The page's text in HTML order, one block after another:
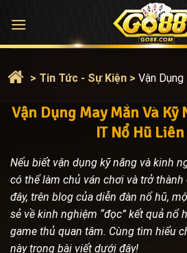
qua
nội
> Tin Tức - Sự Kiện >
Vận Dụng May Mắn Và Kỹ
IT Nổ Hũ
Nếu biết vận dụng kỹ năng và kinh
có thể làm chủ ván chơi và trở
đây, trên blog của diễn đàn nổ hũ,
sẻ về kinh nghiệm “đọc” kết quả nổ
game thủ quan tâm. Cùng tìm hiểu
này trong bài viết dưới đây!